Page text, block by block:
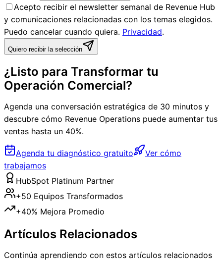
Acepto recibir el newsletter semanal de Revenue Hub
y comunicaciones relacionadas con los temas elegidos.
Puedo cancelar cuando quiera. Privacidad.
Quiero recibir la selección
¿Listo para Transformar tu
Operación Comercial?
Agenda una conversación estratégica de 30 minutos y
descubre cómo Revenue Operations puede aumentar tus
ventas hasta un 40%.
Agenda tu diagnóstico gratuito
Ver cómo
trabajamos
HubSpot Platinum Partner
+50 Equipos Transformados
+40% Mejora Promedio
Artículos Relacionados
Continúa aprendiendo con estos artículos relacionados